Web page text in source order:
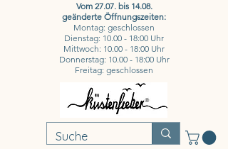
Vom 27.07. bis 14.08.
geänderte Öffnungszeiten:
Montag: geschlossen
Dienstag: 10.00 - 18:00 Uhr
Mittwoch: 10.00 - 18:00 Uhr
Donnerstag: 10.00 - 18:00 Uhr
Freitag: geschlossen